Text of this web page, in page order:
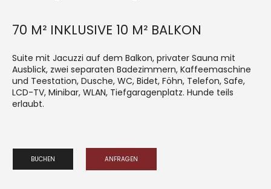
70 M² INKLUSIVE 10 M² BALKON
Suite mit Jacuzzi auf dem Balkon, privater Sauna mit
Ausblick, zwei separaten Badezimmern, Kaffeemaschine
und Teestation, Dusche, WC, Bidet, Föhn, Telefon, Safe,
LCD-TV, Minibar, WLAN, Tiefgaragenplatz. Hunde teils
erlaubt.
BUCHEN ANFRAGEN